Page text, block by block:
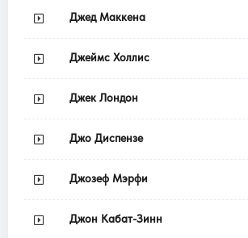
Джед Маккена
Джеймс Холлис
Джек Лондон
Джо Диспензе
Джозеф Мэрфи
Джон Кабат-Зинн